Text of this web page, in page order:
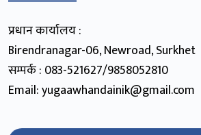
प्रधान कार्यालय :
Birendranagar-06, Newroad, Surkhet
सम्पर्क : 083-521627/9858052810
Email: yugaawhandainik@gmail.com